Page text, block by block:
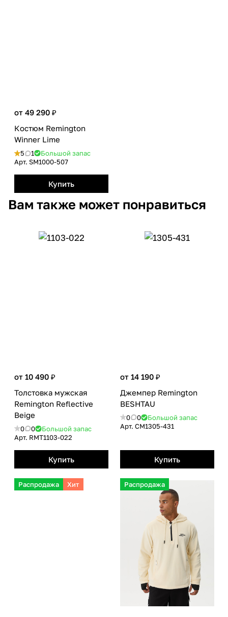
от 49 290 ₽
Костюм Remington
Winner Lime
5 1
Большой запас
Арт. SM1000-507
Купить
Вам также может понравиться
от 10 490 ₽
Толстовка мужская
Remington Reflective
Beige
0 0
Большой запас
Арт. RMТ1103-022
Купить
от 14 190 ₽
Джемпер Remington
BESHTAU
0 0
Большой запас
Арт. CM1305-431
Купить
Распродажа Хит Распродажа